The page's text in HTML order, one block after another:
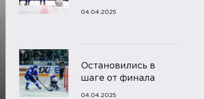
04.04.2025
Остановились в
шаге от финала
04.04.2025